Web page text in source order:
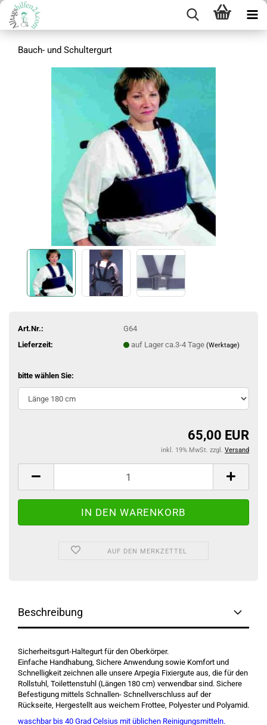
Bauch- und Schultergurt
Art.Nr.:
G64
Lieferzeit:
auf Lager ca.3-4 Tage (Werktage)
bitte wählen Sie:
65,00 EUR
inkl. 19% MwSt. zzgl. Versand
AUF DEN MERKZETTEL
Beschreibung
Sicherheitsgurt-Haltegurt für den Oberkörper.
Einfache Handhabung, Sichere Anwendung sowie Komfort und
Schnelligkeit zeichnen alle unsere Arpegia Fixiergute aus, die für den
Rollstuhl, Toilettenstuhl (Längen 180 cm) verwendbar sind. Sichere
Befestigung mittels Schnallen- Schnellverschluss auf der
Rückseite, Hergestellt aus weichem Frottee, Polyester und Polyamid.
waschbar bis 40 Grad Celsius mit üblichen Reinigungsmitteln.